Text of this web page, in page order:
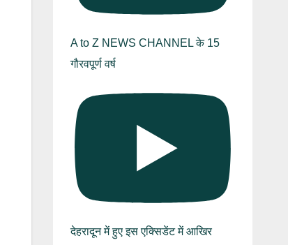
A to Z NEWS CHANNEL के 15
गौरवपूर्ण वर्ष
देहरादून में हुए इस एक्सिडेंट में आखिर